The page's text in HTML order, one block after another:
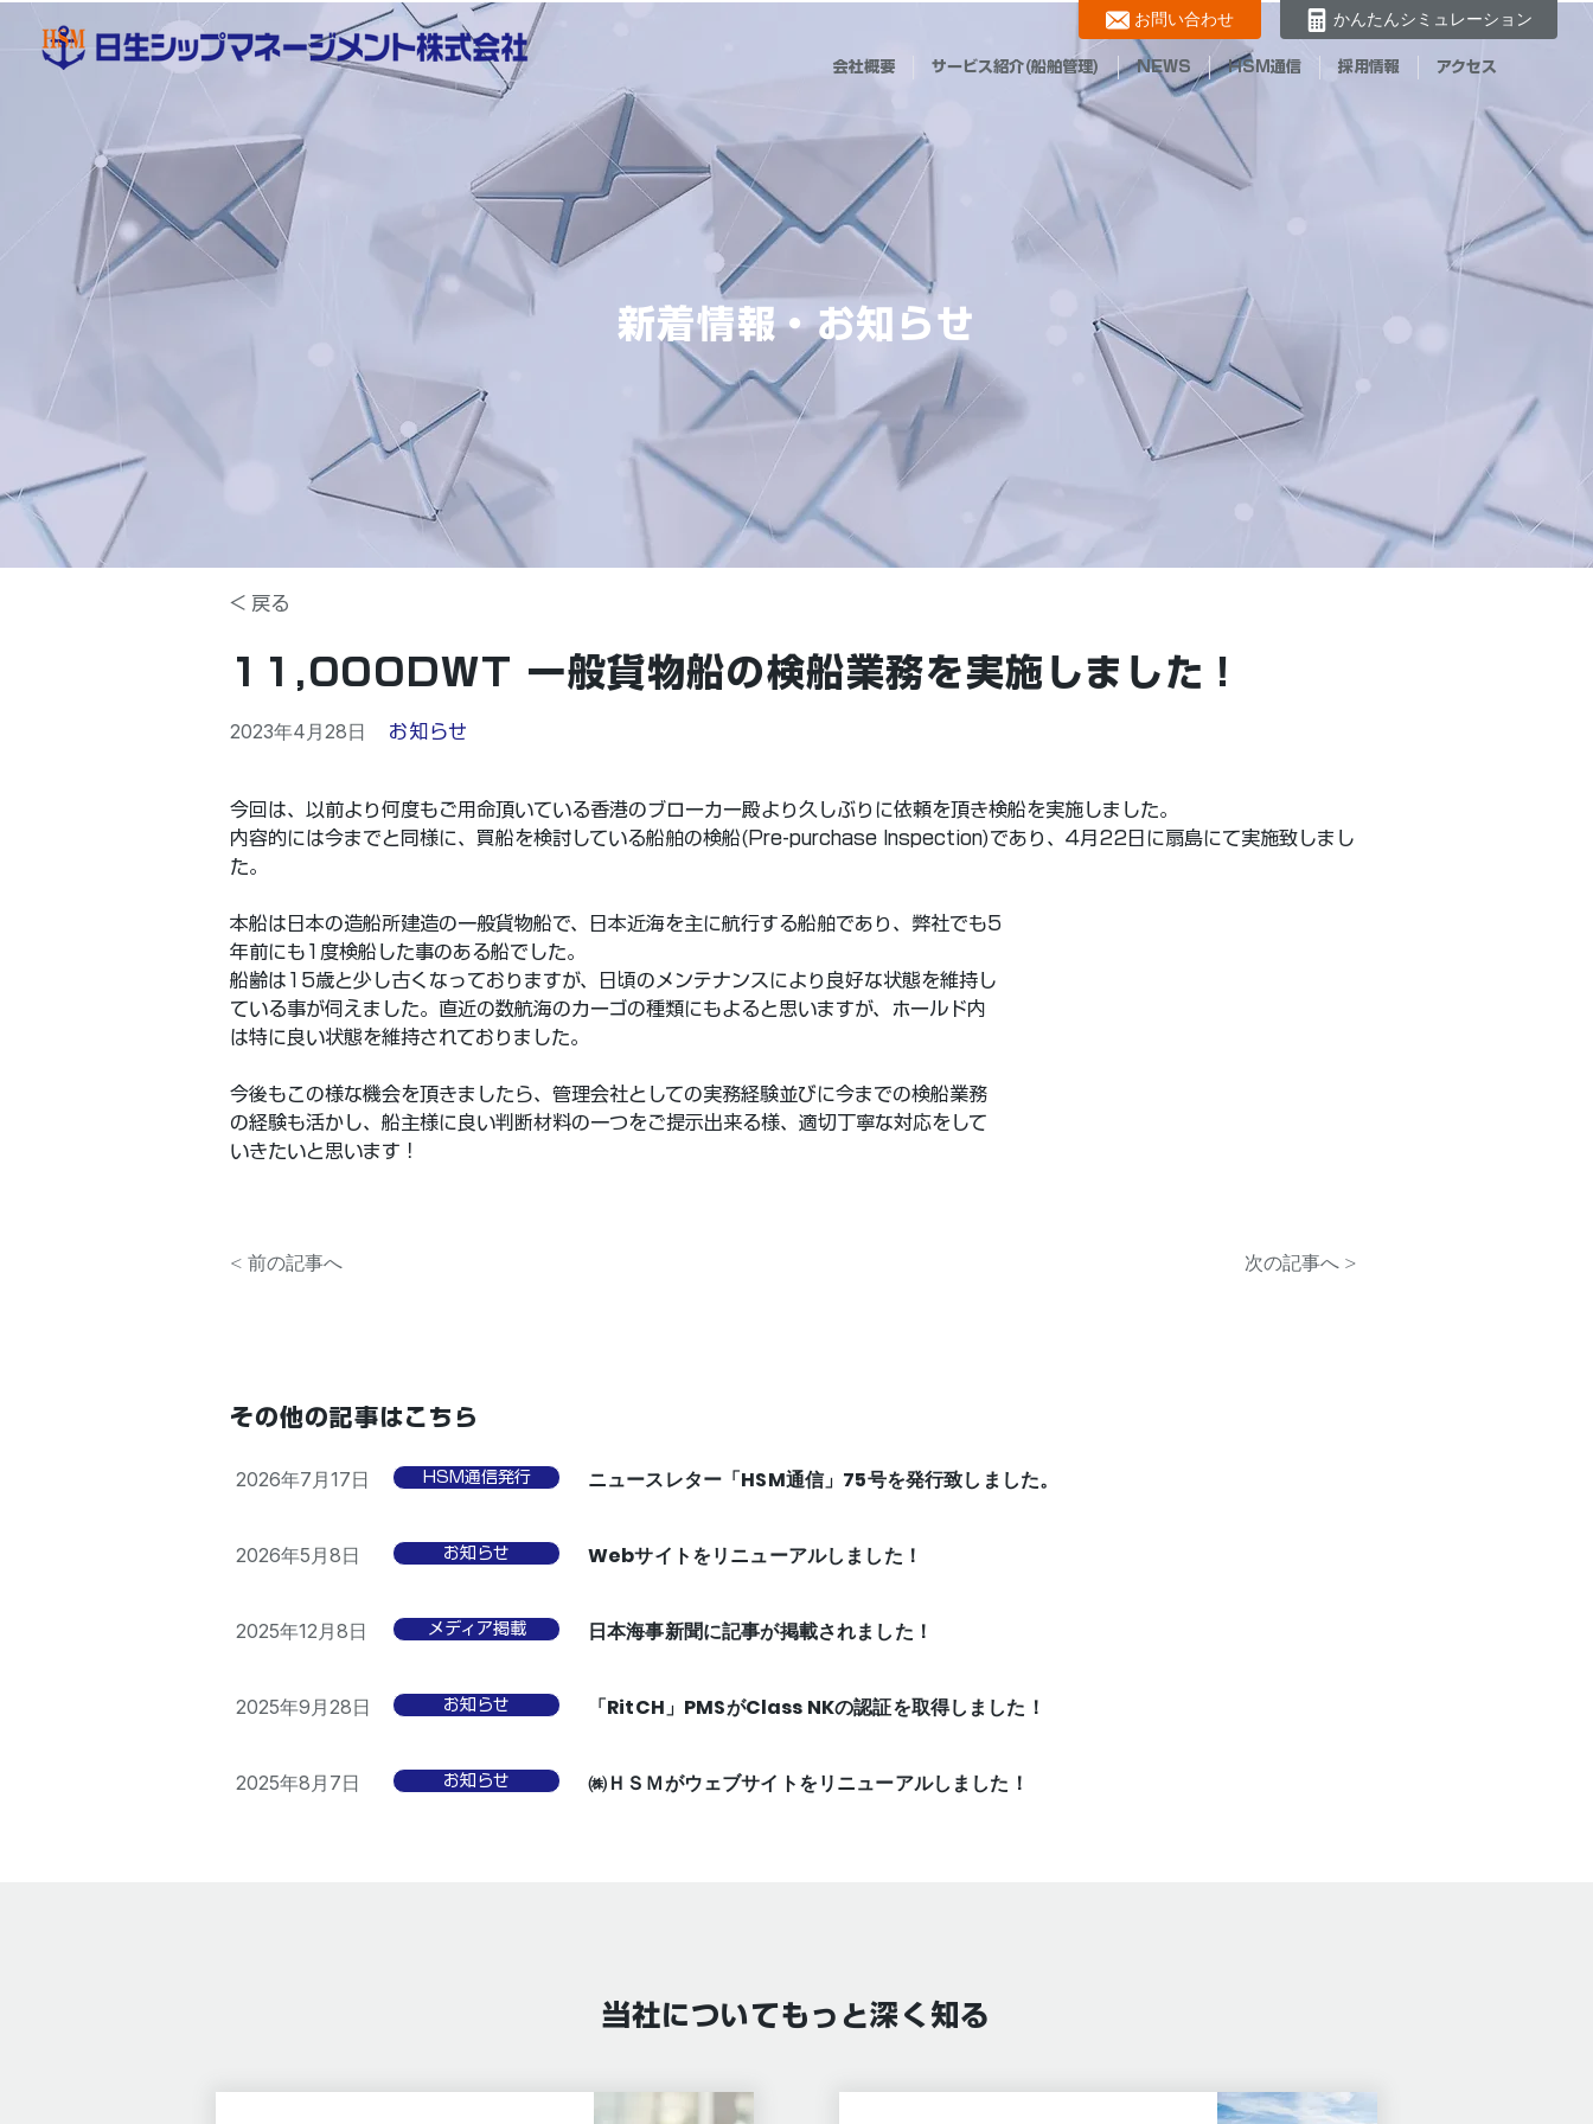
お問い合わせ かんたんシミュレーション
会社概要 サービス紹介(船舶管理) NEWS HSM通信 採用情報 アクセス
新着情報・お知らせ
< 戻る
11,000DWT 一般貨物船の検船業務を実施しました！
2023年4月28日 お知らせ
今回は、以前より何度もご用命頂いている香港のブローカー殿より久しぶりに依頼を頂き検船を実施しました。
内容的には今までと同様に、買船を検討している船舶の検船(Pre-purchase Inspection)であり、4月22日に扇島にて実施致しまし
た。
本船は日本の造船所建造の一般貨物船で、日本近海を主に航行する船舶であり、弊社でも5
年前にも1度検船した事のある船でした。
船齢は15歳と少し古くなっておりますが、日頃のメンテナンスにより良好な状態を維持し
ている事が伺えました。直近の数航海のカーゴの種類にもよると思いますが、ホールド内
は特に良い状態を維持されておりました。
今後もこの様な機会を頂きましたら、管理会社としての実務経験並びに今までの検船業務
の経験も活かし、船主様に良い判断材料の一つをご提示出来る様、適切丁寧な対応をして
いきたいと思います！
< 前の記事へ 次の記事へ >
その他の記事はこちら
2026年7月17日 HSM通信発行 ニュースレター「HSM通信」75号を発行致しました。
2026年5月8日 お知らせ Webサイトをリニューアルしました！
2025年12月8日 メディア掲載 日本海事新聞に記事が掲載されました！
2025年9月28日 お知らせ 「RitCH」PMSがClass NKの認証を取得しました！
2025年8月7日 お知らせ ㈱ＨＳＭがウェブサイトをリニューアルしました！
当社についてもっと深く知る